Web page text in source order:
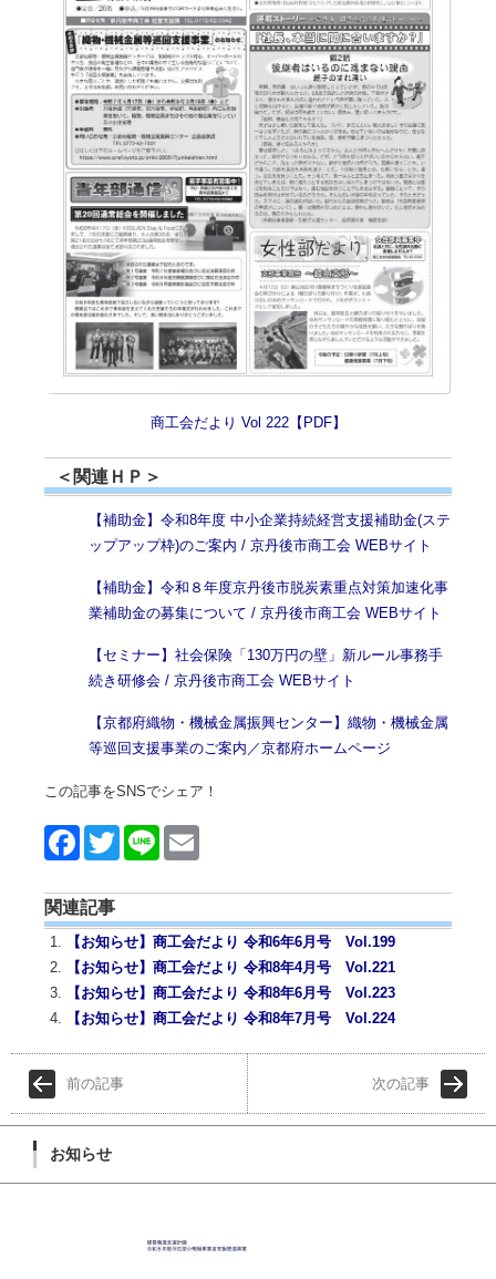
商工会だより Vol 222【PDF】
＜関連ＨＰ＞
【補助金】令和8年度 中小企業持続経営支援補助金(ステ
ップアップ枠)のご案内 / 京丹後市商工会 WEBサイト
【補助金】令和８年度京丹後市脱炭素重点対策加速化事
業補助金の募集について / 京丹後市商工会 WEBサイト
【セミナー】社会保険「130万円の壁」新ルール事務手
続き研修会 / 京丹後市商工会 WEBサイト
【京都府織物・機械金属振興センター】織物・機械金属
等巡回支援事業のご案内／京都府ホームページ
この記事をSNSでシェア！
Face Twitt Line
関連記事
【お知らせ】商工会だより 令和6年6月号 Vol.199
【お知らせ】商工会だより 令和8年4月号 Vol.221
【お知らせ】商工会だより 令和8年6月号 Vol.223
【お知らせ】商工会だより 令和8年7月号 Vol.224
前の記事 次の記事
お知らせ